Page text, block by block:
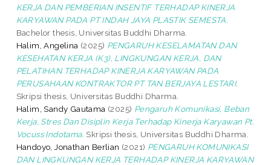
KERJA DAN PEMBERIAN INSENTIF TERHADAP KINERJA
KARYAWAN PADA PT INDAH JAYA PLASTIK SEMESTA.
Bachelor thesis, Universitas Buddhi Dharma.
Halim, Angelina (2025) PENGARUH KESELAMATAN DAN
KESEHATAN KERJA (K3), LINGKUNGAN KERJA, DAN
PELATIHAN TERHADAP KINERJA KARYAWAN PADA
PERUSAHAAN KONTRAKTOR PT TAN BERJAYA LESTARI.
Skripsi thesis, Universitas Buddhi Dharma.
Halim, Sandy Gautama (2025) Pengaruh Komunikasi, Beban
Kerja, Stres Dan Disiplin Kerja Terhadap Kinerja Karyawan Pt.
Vocuss Indotama. Skripsi thesis, Universitas Buddhi Dharma.
Handoyo, Jonathan Berlian (2021) PENGARUH KOMUNIKASI
DAN LINGKUNGAN KERJA TERHADAP KINERJA KARYAWAN